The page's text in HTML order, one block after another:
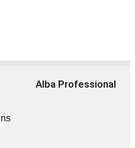
Alba Professional